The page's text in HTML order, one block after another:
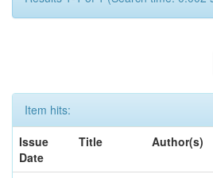
Item hits:
Issue
Date
Title Author(s)